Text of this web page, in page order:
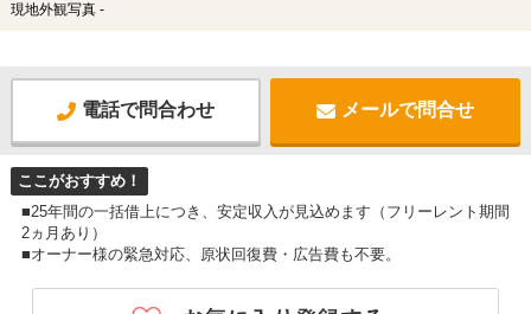
現地外観写真 -
電話で問合わせ メールで問合せ
ここがおすすめ！
■25年間の一括借上につき、安定収入が見込めます（フリーレント期間
2ヵ月あり）
■オーナー様の緊急対応、原状回復費・広告費も不要。